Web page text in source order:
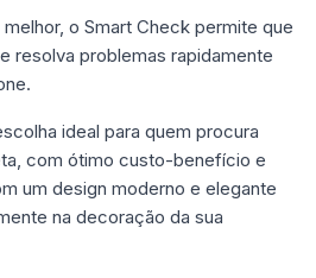
o Smart Check permite que
resolva problemas rapidamente
ideal para quem procura
com ótimo custo-benefício e
um design moderno e elegante
na decoração da sua